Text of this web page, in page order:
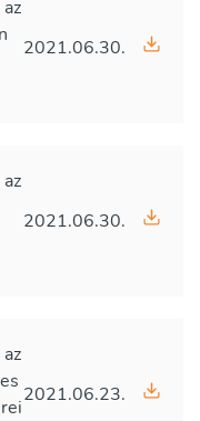
2021.06.30.
2021.06.30.
2021.06.23.